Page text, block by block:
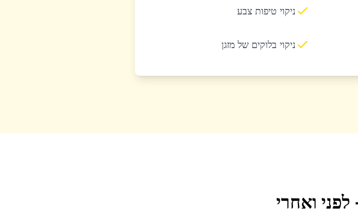
ניקוי טיפות צבע
ניקוי בלוקים של מזגן
ואחרי